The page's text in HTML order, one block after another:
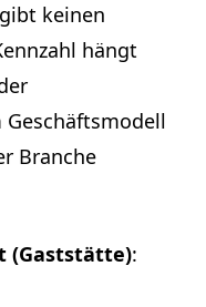
keinen
hängt
Branche
(Gaststätte):